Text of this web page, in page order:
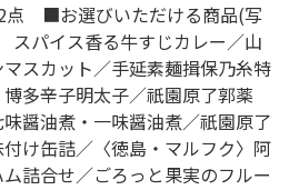
点 ■お選びいただける商品(写
パイス香る牛すじカレー／山
スカット／手延素麺揖保乃糸特
多辛子明太子／祇園原了郭薬
醤油煮・一味醤油煮／祇園原了
け缶詰／〈徳島・マルフク〉阿
詰合せ／ごろっと果実のフルー